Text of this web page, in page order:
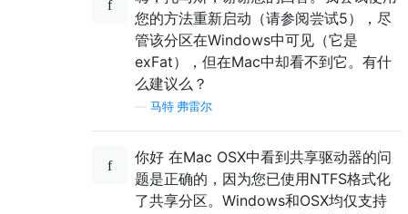
您的方法重新启动（请参阅尝试5），尽
管该分区在Windows中可见（它是
exFat），但在Mac中却看不到它。有什
么建议么？
马特·弗雷尔
你好 在Mac OSX中看到共享驱动器的问
题是正确的，因为您已使用NTFS格式化
了共享分区。Windows和OSX均仅支持